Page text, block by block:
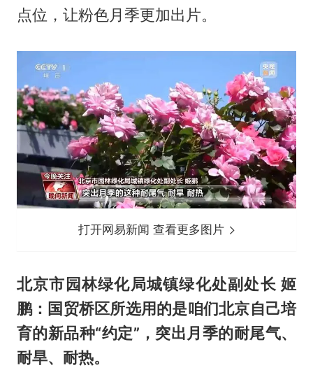
点位，让粉色月季更加出片。
打开网易新闻 查看更多图片
北京市园林绿化局城镇绿化处副处长 姬
鹏：国贸桥区所选用的是咱们北京自己培
育的新品种“约定”，突出月季的耐尾气、
耐旱、耐热。